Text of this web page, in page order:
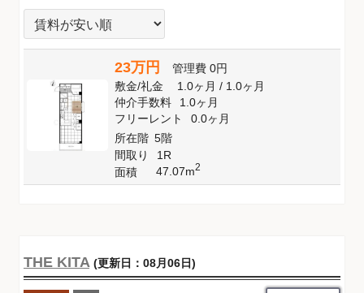
23万円 管理費 0円
敷金/礼金 1.0ヶ月/ 1.0ヶ月
仲介手数料
1.0ヶ月
フリーレント
0.0ヶ月
所在階 5階
間取り
1R
面積
47.07m2
THE KITA (更新日：08月06日)